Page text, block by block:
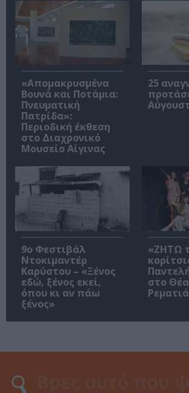
«Απομακρυσμένα
Βουνά και Ποτάμια:
Πνευματική
Πατρίδα»:
Περιοδική έκθεση
στο Διαχρονικό
Μουσείο Αίγινας
25
9ο Φεστιβάλ
Ντοκιμαντέρ
Καρύστου – «Ξένος
εδώ, ξένος εκεί,
όπου κι αν πάω
ξένος»
«ΖΗΤΩ
στο